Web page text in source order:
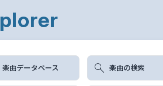
楽曲データベース 楽曲の検索